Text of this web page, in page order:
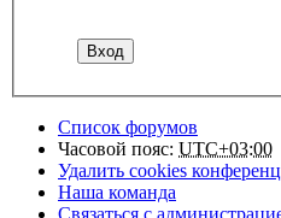
Список форумов
Часовой пояс: UTC+03:00
Удалить cookies
Наша команда
Связаться с